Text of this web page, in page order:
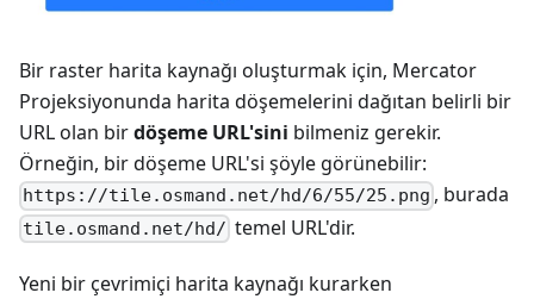
Bir raster harita kaynağı oluşturmak için, Mercator
Projeksiyonunda harita döşemelerini dağıtan belirli bir
URL olan birdöşeme URL'sini bilmeniz gerekir.
Örneğin, bir döşeme URL'si şöyle görünebilir:
https://tile.osmand.net/hd/6/55/25.png , burada
tile.osmand.net/hd/ temel URL'dir.
Yeni bir çevrimiçi harita kaynağı kurarken